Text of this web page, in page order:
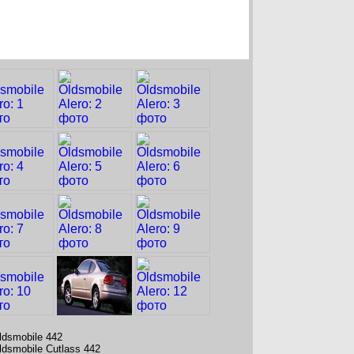
442
Cutlass 442